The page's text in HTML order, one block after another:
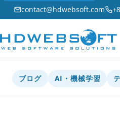
contact@hdwebsoft.com
ブログ AI・機械学習